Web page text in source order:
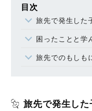
目次
旅先で発生した
困ったことと学
旅先でのもしも
旅先で発生し